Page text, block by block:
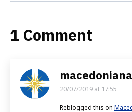
1 Comment
says:
20/07/2019 at 17:55
Reblogged this on